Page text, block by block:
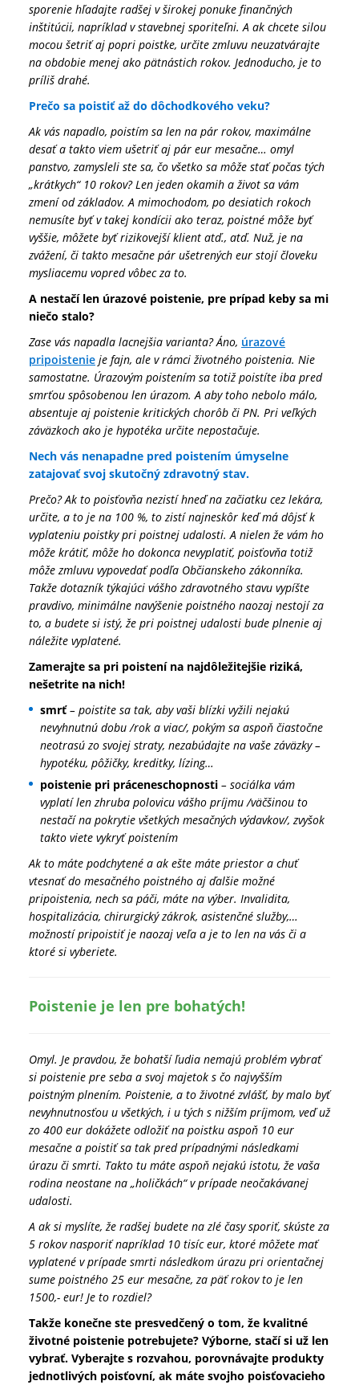
sporenie hľadajte radšej v širokej ponuke finančných
inštitúcii, napríklad v stavebnej sporiteľni. A ak chcete silou
mocou šetriť aj popri poistke, určite zmluvu neuzatvárajte
na obdobie menej ako pätnástich rokov. Jednoducho, je to
príliš drahé.
Prečo sa poistiť až do dôchodkového veku?
Ak vás napadlo, poistím sa len na pár rokov, maximálne
desať a takto viem ušetriť aj pár eur mesačne… omyl
panstvo, zamysleli ste sa, čo všetko sa môže stať počas tých
„krátkych“ 10 rokov? Len jeden okamih a život sa vám
zmení od základov. A mimochodom, po desiatich rokoch
nemusíte byť v takej kondícii ako teraz, poistné môže byť
vyššie, môžete byť rizikovejší klient atď., atď. Nuž, je na
zvážení, či takto mesačne pár ušetrených eur stojí človeku
mysliacemu vopred vôbec za to.
A nestačí len úrazové poistenie, pre prípad keby sa mi
niečo stalo?
Zase vás napadla lacnejšia varianta? Áno, úrazové
pripoistenie je fajn, ale v rámci životného poistenia. Nie
samostatne. Úrazovým poistením sa totiž poistíte iba pred
smrťou spôsobenou len úrazom. A aby toho nebolo málo,
absentuje aj poistenie kritických chorôb či PN. Pri veľkých
záväzkoch ako je hypotéka určite nepostačuje.
Nech vás nenapadne pred poistením úmyselne
zatajovať svoj skutočný zdravotný stav.
Prečo? Ak to poisťovňa nezistí hneď na začiatku cez lekára,
určite, a to je na 100 %, to zistí najneskôr keď má dôjsť k
vyplateniu poistky pri poistnej udalosti. A nielen že vám ho
môže krátiť, môže ho dokonca nevyplatiť, poisťovňa totiž
môže zmluvu vypovedať podľa Občianskeho zákonníka.
Takže dotazník týkajúci vášho zdravotného stavu vypíšte
pravdivo, minimálne navýšenie poistného naozaj nestojí za
to, a budete si istý, že pri poistnej udalosti bude plnenie aj
náležite vyplatené.
Zamerajte sa pri poistení na najdôležitejšie riziká,
nešetrite na nich!
smrť– poistite sa tak, aby vaši blízki vyžili nejakú
nevyhnutnú dobu /rok a viac/, pokým sa aspoň čiastočne
neotrasú zo svojej straty, nezabúdajte na vaše záväzky –
hypotéku, pôžičky, kreditky, lízing…
poistenie pri práceneschopnosti – sociálka vám
vyplatí len zhruba polovicu vášho príjmu /väčšinou to
nestačí na pokrytie všetkých mesačných výdavkov/, zvyšok
takto viete vykryť poistením
Ak to máte podchytené a ak ešte máte priestor a chuť
vtesnať do mesačného poistného aj ďalšie možné
pripoistenia, nech sa páči, máte na výber. Invalidita,
hospitalizácia, chirurgický zákrok, asistenčné služby,…
možností pripoistiť je naozaj veľa a je to len na vás či a
ktoré si vyberiete.
Poistenie je len pre bohatých!
Omyl. Je pravdou, že bohatší ľudia nemajú problém vybrať
si poistenie pre seba a svoj majetok s čo najvyšším
poistným plnením. Poistenie, a to životné zvlášť, by malo byť
nevyhnutnosťou u všetkých, i u tých s nižším príjmom, veď už
zo 400 eur dokážete odložiť na poistku aspoň 10 eur
mesačne a poistiť sa tak pred prípadnými následkami
úrazu či smrti. Takto tu máte aspoň nejakú istotu, že vaša
rodina neostane na „holičkách“ v prípade neočakávanej
udalosti.
A ak si myslíte, že radšej budete na zlé časy sporiť, skúste za
5 rokov nasporiť napríklad 10 tisíc eur, ktoré môžete mať
vyplatené v prípade smrti následkom úrazu pri orientačnej
sume poistného 25 eur mesačne, za päť rokov to je len
1500,- eur! Je to rozdiel?
Takže konečne ste presvedčený o tom, že kvalitné
životné poistenie potrebujete? Výborne, stačí si už len
vybrať. Vyberajte s rozvahou, porovnávajte produkty
jednotlivých poisťovní, ak máte svojho poisťovacieho